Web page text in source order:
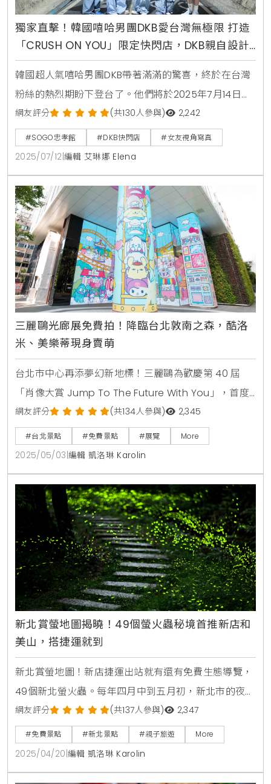
獨家直擊！韓國嘻哈男團DKB愛台灣無極限 打造
「CRUSH ON YOU」限定快閃店，DKB親自設計
香水、T-Shirt誠意爆棚
韓國超人氣嘻哈男團DKB帶著滿滿的驚喜，終於在台灣
粉絲的熱烈期盼下登台了。他們將於2025年7月14日至
7月20日進駐台北遠東SOGO忠孝館12樓，推出首次以
台灣製造為主題的限定快閃店CRUSH ON YOU POP-UP
IN TAIPEI。這場活動不僅是粉絲們拍照打卡的聖地，更
是DKB五位成員D1、E-CHAN、準序、GK與YUKU親身參
與拍攝、設計與製作的成果展。從視覺到嗅覺，每個細
節都充滿
網友評分 (共130人參與) 2,242
#SOGO忠孝館 #DKB快閃店 #女友視角寫真
2025/07/12 編輯 艾琳娜 Elena
三麗鷗光廊展免費拍！降臨台北敦南之森，酷洛
米、美樂蒂現身賣萌
台北市中心再添夢幻新地標！三麗鷗為歡慶第 40 屆
「肖像大賞 Jump To The Future With You」，首度
攜手 Taipei Lumitree 敦南之森推出期間限定的沉浸式
光廊展，將可愛角色與炫彩光影完美融合，打造城市裡
的童話遊樂園。活動自 5 月 1 日至 5 月 31 日限定登
場，除了繽紛展演牆每日輪播，還有驚喜人偶現身互
動，絕對是親子出遊與粉絲打卡的絕佳首選。無論你是
He
網友評分 (共134人參與) 2,345
#台北景點 #免費景點 #展覽 More
2025/05/03 編輯 凱洛琳 Karolin
新北賞螢地圖揭曉！49個螢火蟲秘境首推新店和
美山，搭捷運就到
新北賞螢地圖！新店捷運出站就有還有免費生態導覽，
49個新北螢火蟲。每年四月中到五月初，新北市的夜晚
悄然變得閃閃發光，這是賞螢的最佳時節！在這段時間
裡，許多隱藏的賞螢秘境將會展現出它們的美麗。白
天，你可以在山林中漫遊，享受大自然的美好；而到了
傍晚，則可以在點點螢光中感受春季的浪漫氛圍。為了
網友評分 (共137人參與) 2,347
#免費景點 #新北景點 #親子旅遊 More
2025/04/20 編輯 凱洛琳 Karolin